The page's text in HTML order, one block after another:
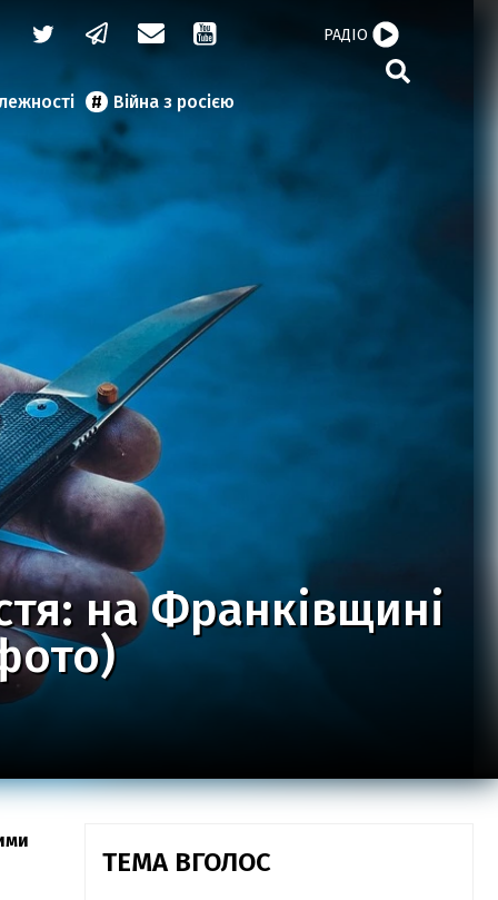
Війна з росією
РАДІО
на Франківщині
ТЕМА ВГОЛОС